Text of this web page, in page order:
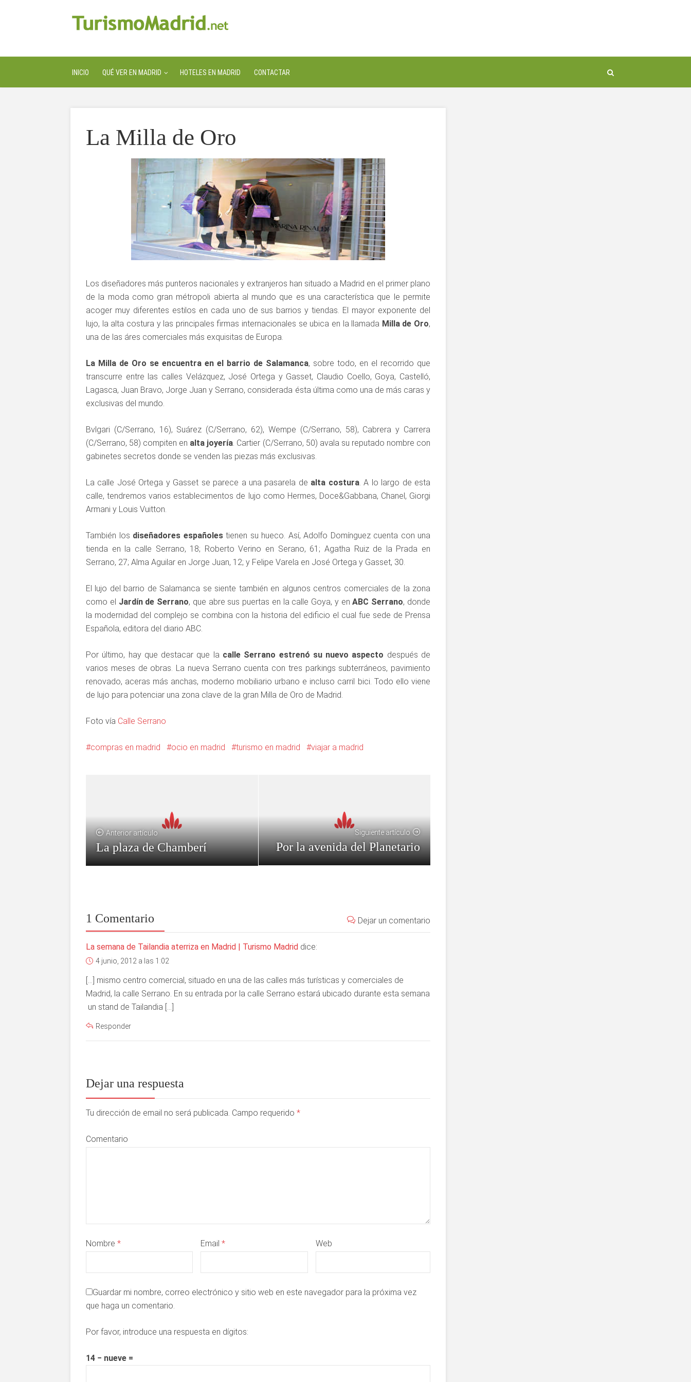
INICIO QUÉ VER EN MADRID HOTELES EN MADRID CONTACTAR
La Milla de Oro
Los diseñadores más punteros nacionales y extranjeros han situado a Madrid en el primer plano
de la moda como gran métropoli abierta al mundo que es una característica que le permite
acoger muy diferentes estilos en cada uno de sus barrios y tiendas. El mayor exponente del
lujo, la alta costura y las principales firmas internacionales se ubica en la llamada Milla de Oro,
una de las áres comerciales más exquisitas de Europa.
La Milla de Oro se encuentra en el barrio de Salamanca, sobre todo, en el recorrido que
transcurre entre las calles Velázquez, José Ortega y Gasset, Claudio Coello, Goya, Castelló,
Lagasca, Juan Bravo, Jorge Juan y Serrano, considerada ésta última como una de más caras y
exclusivas del mundo.
Bvlgari (C/Serrano, 16), Suárez (C/Serrano, 62), Wempe (C/Serrano, 58), Cabrera y Carrera
(C/Serrano, 58) compiten en alta joyería . Cartier (C/Serrano, 50) avala su reputado nombre con
gabinetes secretos donde se venden las piezas más exclusivas.
La calle José Ortega y Gasset se parece a una pasarela de alta costura. A lo largo de esta
calle, tendremos varios establecimentos de lujo como Hermes, Doce&Gabbana, Chanel, Giorgi
Armani y Louis Vuitton.
También los diseñadores españolestienen su hueco. Así, Adolfo Domínguez cuenta con una
tienda en la calle Serrano, 18; Roberto Verino en Serano, 61; Agatha Ruiz de la Prada en
Serrano, 27; Alma Aguilar en Jorge Juan, 12; y Felipe Varela en José Ortega y Gasset, 30.
El lujo del barrio de Salamanca se siente también en algunos centros comerciales de la zona
como el Jardín de Serrano, que abre sus puertas en la calle Goya, y enABC Serrano, donde
la modernidad del complejo se combina con la historia del edificio el cual fue sede de Prensa
Española, editora del diario ABC.
Por último, hay que destacar que la calle Serrano estrenó su nuevo aspecto después de
varios meses de obras. La nueva Serrano cuenta con tres parkings subterráneos, pavimiento
renovado, aceras más anchas, moderno mobiliario urbano e incluso carril bici. Todo ello viene
de lujo para potenciar una zona clave de la gran Milla de Oro de Madrid.
Foto vía Calle Serrano
compras en madrid ocio en madrid turismo en madrid viajar a madrid
Anterior artículo
La plaza de Chamberí
Siguiente artículo
Por la avenida del Planetario
1 Comentario Dejar un comentario
La semana de Tailandia aterriza en Madrid | Turismo Madrid dice:
4 junio, 2012 a las 1:02
[…] mismo centro comercial, situado en una de las calles más turísticas y comerciales de
Madrid, la calle Serrano. En su entrada por la calle Serrano estará ubicado durante esta semana
un stand de Tailandia […]
Responder
Dejar una respuesta
Tu dirección de email no será publicada. Campo requerido *
Comentario
Nombre * Email * Web
Guardar mi nombre, correo electrónico y sitio web en este navegador para la próxima vez
que haga un comentario.
Por favor, introduce una respuesta en dígitos:
14 − nueve =